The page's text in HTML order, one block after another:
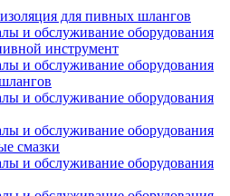
для пивных шлангов
инструмент
смазки